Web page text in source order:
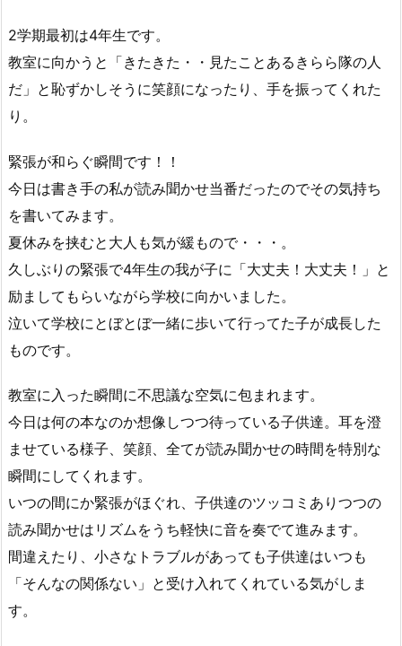
2学期最初は4年生です。
教室に向かうと「きたきた・・見たことあるきらら隊の人
だ」と恥ずかしそうに笑顔になったり、手を振ってくれた
り。
緊張が和らぐ瞬間です！！
今日は書き手の私が読み聞かせ当番だったのでその気持ち
を書いてみます。
夏休みを挟むと大人も気が緩もので・・・。
久しぶりの緊張で4年生の我が子に「大丈夫！大丈夫！」と
励ましてもらいながら学校に向かいました。
泣いて学校にとぼとぼ一緒に歩いて行ってた子が成長した
ものです。
教室に入った瞬間に不思議な空気に包まれます。
今日は何の本なのか想像しつつ待っている子供達。耳を澄
ませている様子、笑顔、全てが読み聞かせの時間を特別な
瞬間にしてくれます。
いつの間にか緊張がほぐれ、子供達のツッコミありつつの
読み聞かせはリズムをうち軽快に音を奏でて進みます。
間違えたり、小さなトラブルがあっても子供達はいつも
「そんなの関係ない」と受け入れてくれている気がしま
す。